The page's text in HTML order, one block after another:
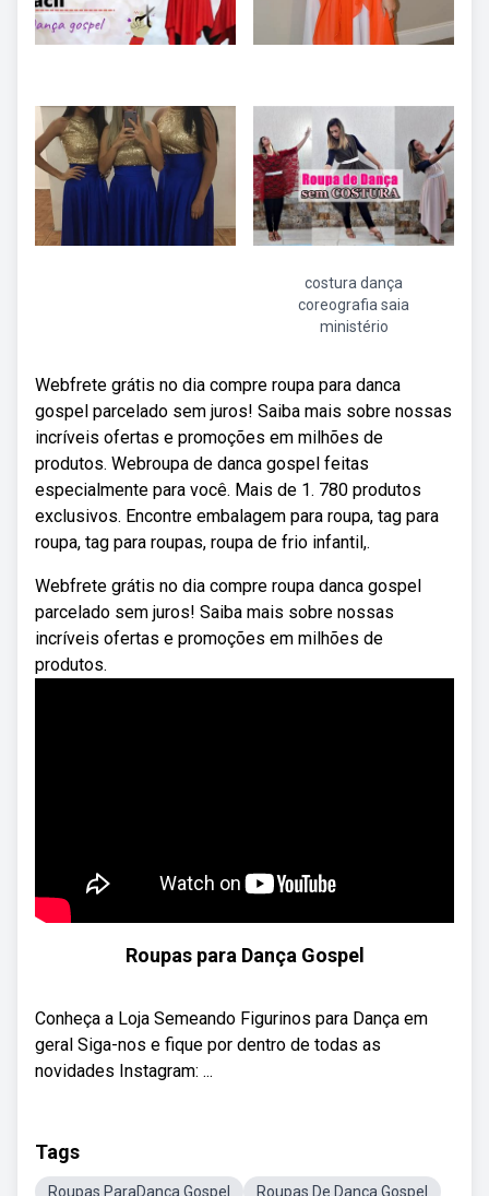
costura dança
coreografia saia
ministério
Webfrete grátis no dia compre roupa para danca
gospel parcelado sem juros! Saiba mais sobre nossas
incríveis ofertas e promoções em milhões de
produtos. Webroupa de danca gospel feitas
especialmente para você. Mais de 1. 780 produtos
exclusivos. Encontre embalagem para roupa, tag para
roupa, tag para roupas, roupa de frio infantil,.
Webfrete grátis no dia compre roupa danca gospel
parcelado sem juros! Saiba mais sobre nossas
incríveis ofertas e promoções em milhões de
produtos.
Roupas para Dança Gospel
Conheça a Loja Semeando Figurinos para Dança em
geral Siga-nos e fique por dentro de todas as
novidades Instagram: ...
Tags
Roupas ParaDança Gospel Roupas De Dança Gospel